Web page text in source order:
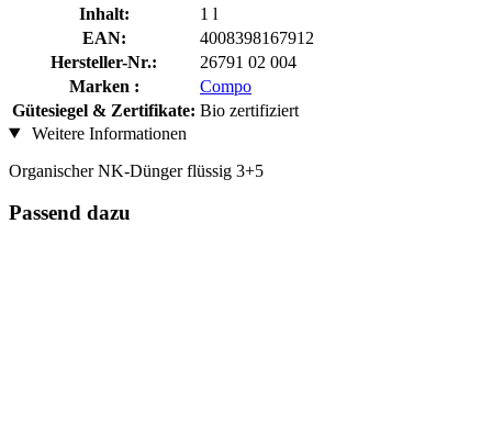
Inhalt:
1 l
EAN:
4008398167912
Hersteller-Nr.:
26791 02 004
Marken :
Compo
Gütesiegel & Zertifikate: Bio zertifiziert
Weitere Informationen
Organischer NK-Dünger flüssig 3+5
Passend dazu